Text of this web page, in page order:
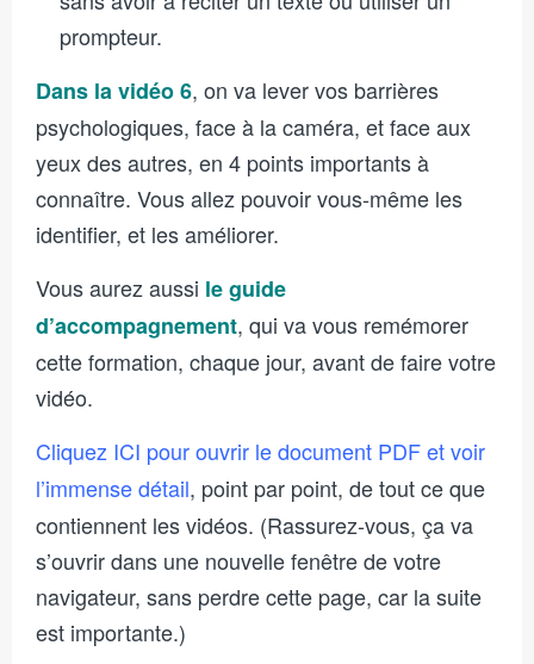
prompteur.
Dans la vidéo 6, on va lever vos barrières
psychologiques, face à la caméra, et face aux
yeux des autres, en 4 points importants à
connaître. Vous allez pouvoir vous-même les
identifier, et les améliorer.
Vous aurez aussi le guide
d’accompagnement, qui va vous remémorer
cette formation, chaque jour, avant de faire votre
vidéo.
Cliquez ICI pour ouvrir le document PDF et voir
l’immense détail, point par point, de tout ce que
contiennent les vidéos. (Rassurez-vous, ça va
s’ouvrir dans une nouvelle fenêtre de votre
navigateur, sans perdre cette page, car la suite
est importante.)